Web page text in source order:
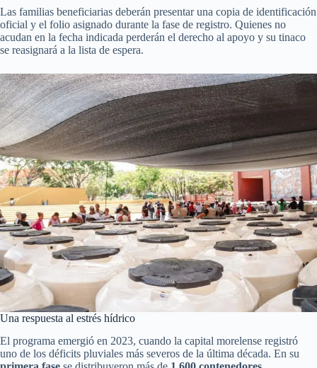
Las familias beneficiarias deberán presentar una copia de identificación
oficial y el folio asignado durante la fase de registro. Quienes no
acudan en la fecha indicada perderán el derecho al apoyo y su tinaco
se reasignará a la lista de espera.
Una respuesta al estrés hídrico
El programa emergió en 2023, cuando la capital morelense registró
uno de los déficits pluviales más severos de la última década. En su